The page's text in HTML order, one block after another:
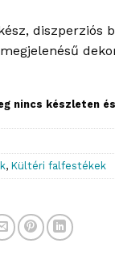
diszperziós
nincs készleten
, Kültéri falfestékek